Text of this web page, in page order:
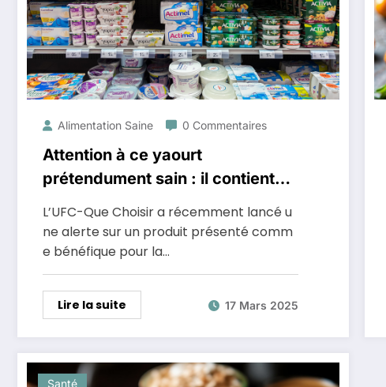
Alimentation Saine 0 Commentaires
Attention à ce yaourt
prétendument sain : il contient
presque autant de sucre qu’un
Coca-Cola
L’UFC-Que Choisir a récemment lancé u
ne alerte sur un produit présenté comm
e bénéfique pour la…
Lire la suite 17 Mars 2025
Santé